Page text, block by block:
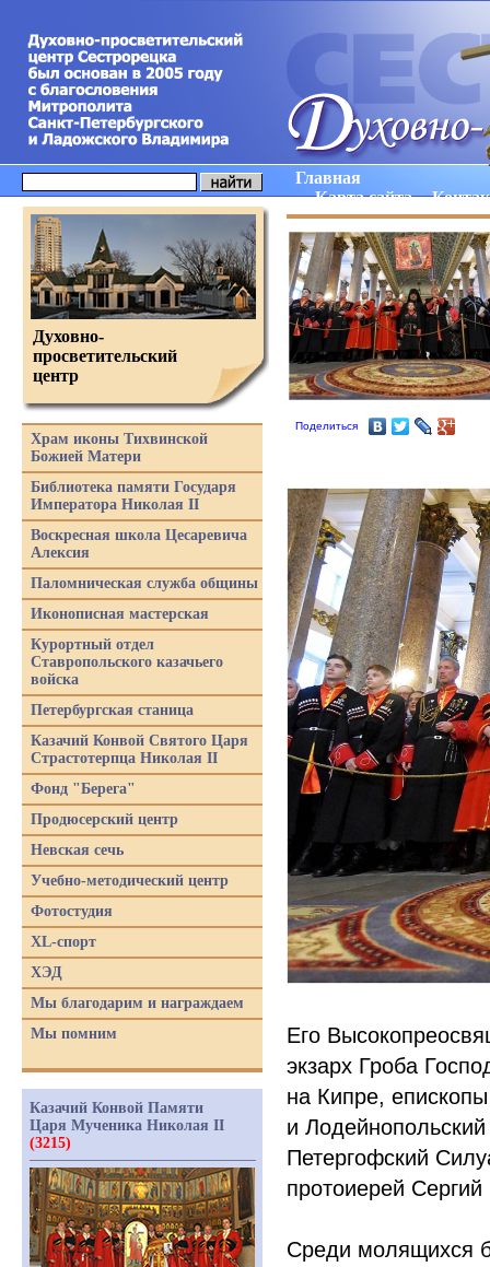
Главная
Карта сайта
Поделиться
Его
экзарх Гроба
на Кипре,
и
Петергофский
протоиерей
Среди молящихся
Духовно-
просветительский
центр
Храм иконы Тихвинской
Божией Матери
Библиотека памяти Государя
Императора Николая II
Воскресная школа Цесаревича
Алексия
Паломническая служба общины
Иконописная мастерская
Курортный отдел
Ставропольского казачьего
войска
Петербургская станица
Казачий Конвой Святого Царя
Страстотерпца Николая II
Фонд "Берега"
Продюсерский центр
Невская сечь
Учебно-методический центр
Фотостудия
XL-спорт
ХЭД
Мы благодарим и награждаем
Мы помним
Казачий Конвой Памяти
Царя Мученика Николая II
(3215)